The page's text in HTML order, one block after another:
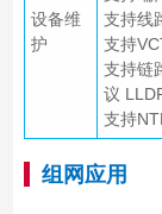
设备维
护
支持线
支持
支持链
议
支持
组网应用